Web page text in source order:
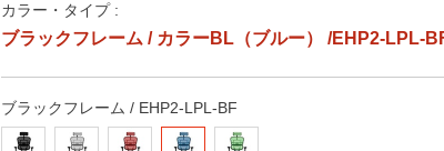
カラー・タイプ :
ブラックフレーム / カラーBL（ブルー） /EHP2-LPL-
ブラックフレーム / EHP2-LPL-BF